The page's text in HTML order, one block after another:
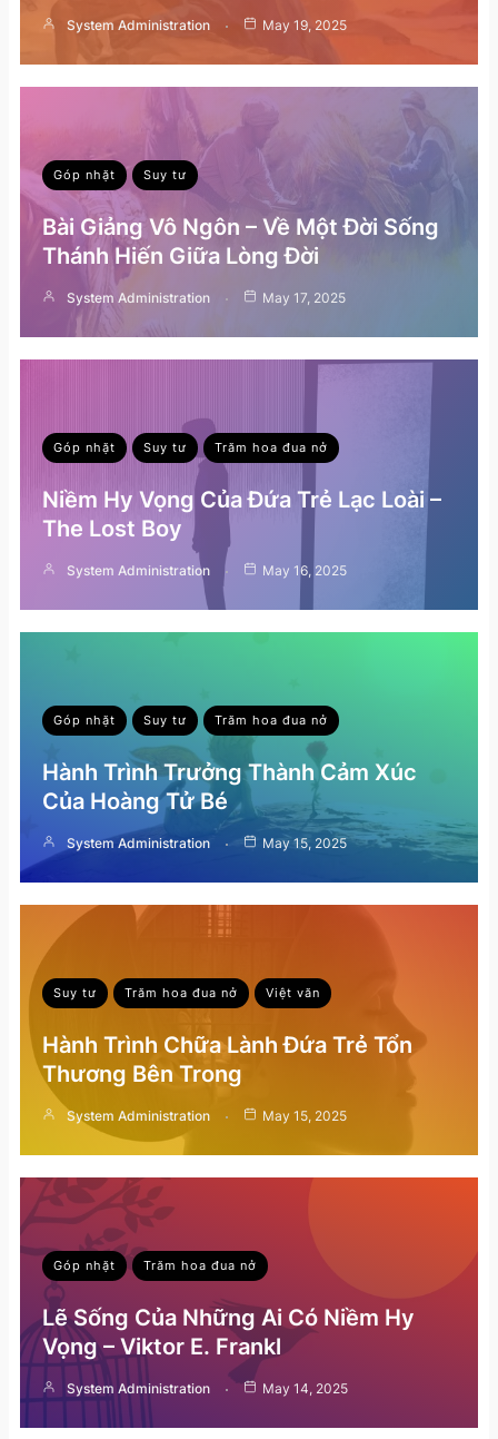
System Administration May 19, 2025
Góp nhặt Suy tư
Bài Giảng Vô Ngôn – Về Một Đời Sống
Thánh Hiến Giữa Lòng Đời
System Administration May 17, 2025
Góp nhặt Suy tư Trăm hoa đua nở
Niềm Hy Vọng Của Đứa Trẻ Lạc Loài –
The Lost Boy
System Administration May 16, 2025
Góp nhặt Suy tư Trăm hoa đua nở
Hành Trình Trưởng Thành Cảm Xúc
Của Hoàng Tử Bé
System Administration May 15, 2025
Suy tư Trăm hoa đua nở Việt văn
Hành Trình Chữa Lành Đứa Trẻ Tổn
Thương Bên Trong
System Administration May 15, 2025
Góp nhặt Trăm hoa đua nở
Lẽ Sống Của Những Ai Có Niềm Hy
Vọng – Viktor E. Frankl
System Administration May 14, 2025